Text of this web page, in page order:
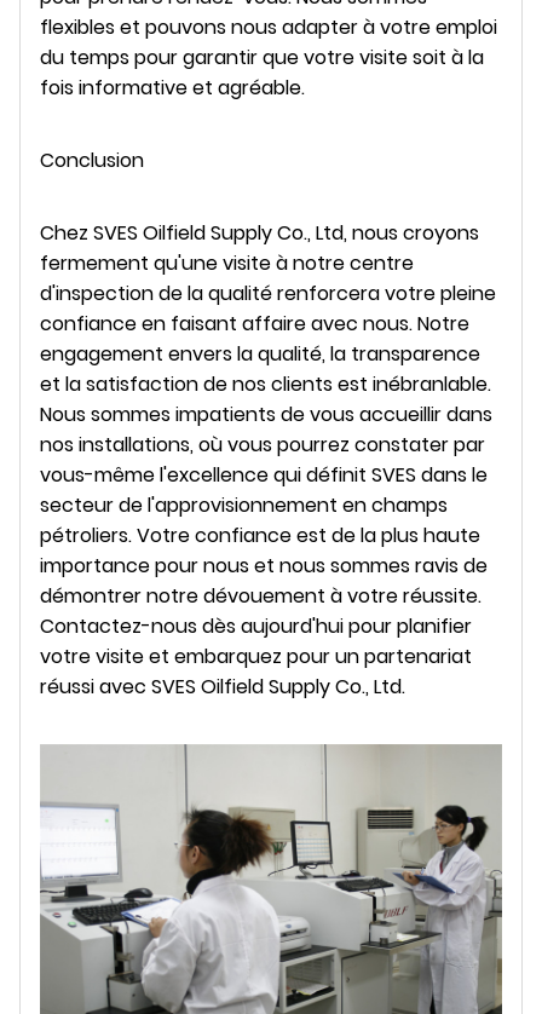
flexibles et pouvons nous adapter à votre emploi
du temps pour garantir que votre visite soit à la
fois informative et agréable.
Conclusion
Chez SVES Oilfield Supply Co., Ltd, nous croyons
fermement qu'une visite à notre centre
d'inspection de la qualité renforcera votre pleine
confiance en faisant affaire avec nous. Notre
engagement envers la qualité, la transparence
et la satisfaction de nos clients est inébranlable.
Nous sommes impatients de vous accueillir dans
nos installations, où vous pourrez constater par
vous-même l'excellence qui définit SVES dans le
secteur de l'approvisionnement en champs
pétroliers. Votre confiance est de la plus haute
importance pour nous et nous sommes ravis de
démontrer notre dévouement à votre réussite.
Contactez-nous dès aujourd'hui pour planifier
votre visite et embarquez pour un partenariat
réussi avec SVES Oilfield Supply Co., Ltd.